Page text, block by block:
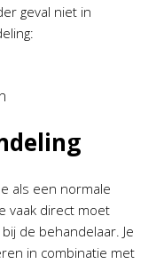
geval niet in
als een normale
vaak direct moet
de behandelaar. Je
in combinatie met